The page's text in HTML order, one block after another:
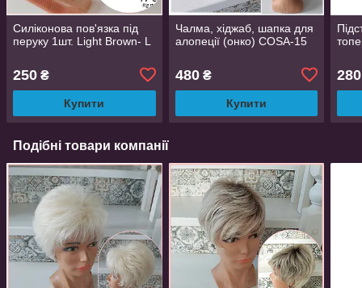
Силіконова пов'язка під
перуку 1шт. Light Brown- L
250 ₴
Купити
Чалма, хіджаб, шапка для
алопеції (онко) COSA-15
480₴
Купити
280
Подібні товари компанії